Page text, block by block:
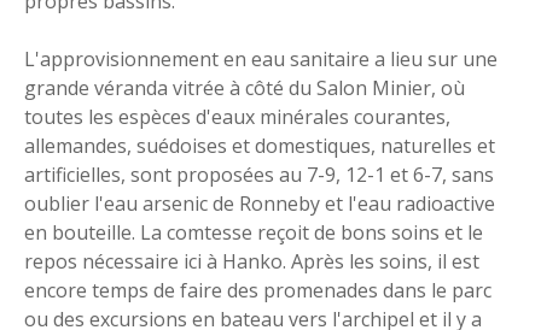
L'approvisionnement en eau sanitaire a lieu sur une
grande véranda vitrée à côté du Salon Minier, où
toutes les espèces d'eaux minérales courantes,
allemandes, suédoises et domestiques, naturelles et
artificielles, sont proposées au 7-9, 12-1 et 6-7, sans
oublier l'eau arsenic de Ronneby et l'eau radioactive
en bouteille. La comtesse reçoit de bons soins et le
repos nécessaire ici à Hanko. Après les soins, il est
encore temps de faire des promenades dans le parc
ou des excursions en bateau vers l'archipel et il y a